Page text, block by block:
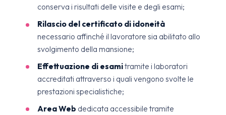
conserva i risultati delle visite e degli esami;
Rilascio del certificato di idoneità
necessario affinché il lavoratore sia abilitato allo
svolgimento della mansione;
Effettuazione di esamitramite i laboratori
accreditati attraverso i quali vengono svolte le
prestazioni specialistiche;
Area Web dedicata accessibile tramite